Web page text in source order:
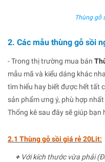
Thùng gỗ
2. Các mẫu thùng gỗ sồi
- Trong thị trường mua bán
mẫu mã và kiểu dáng khác
tìm hiểu hay biết được hết tất
sản phẩm ưng ý, phù hợp
Thống kê sau đây sẽ giúp bạn
2.1 Thùng gỗ sồi giá rẻ 20Lit:
+ Với kích thước vừa phải